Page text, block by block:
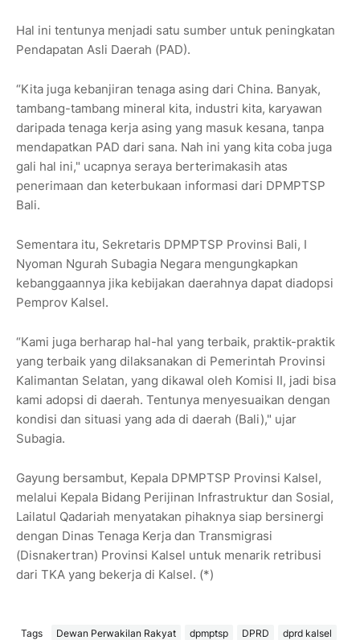
Hal ini tentunya menjadi satu sumber untuk peningkatan
Pendapatan Asli Daerah (PAD).
“Kita juga kebanjiran tenaga asing dari China. Banyak,
tambang-tambang mineral kita, industri kita, karyawan
daripada tenaga kerja asing yang masuk kesana, tanpa
mendapatkan PAD dari sana. Nah ini yang kita coba juga
gali hal ini," ucapnya seraya berterimakasih atas
penerimaan dan keterbukaan informasi dari DPMPTSP
Bali.
Sementara itu, Sekretaris DPMPTSP Provinsi Bali, I
Nyoman Ngurah Subagia Negara mengungkapkan
kebanggaannya jika kebijakan daerahnya dapat diadopsi
Pemprov Kalsel.
“Kami juga berharap hal-hal yang terbaik, praktik-praktik
yang terbaik yang dilaksanakan di Pemerintah Provinsi
Kalimantan Selatan, yang dikawal oleh Komisi II, jadi bisa
kami adopsi di daerah. Tentunya menyesuaikan dengan
kondisi dan situasi yang ada di daerah (Bali)," ujar
Subagia.
Gayung bersambut, Kepala DPMPTSP Provinsi Kalsel,
melalui Kepala Bidang Perijinan Infrastruktur dan Sosial,
Lailatul Qadariah menyatakan pihaknya siap bersinergi
dengan Dinas Tenaga Kerja dan Transmigrasi
(Disnakertran) Provinsi Kalsel untuk menarik retribusi
dari TKA yang bekerja di Kalsel. (*)
Tags Dewan Perwakilan Rakyat dpmptsp DPRD
dprd kalsel